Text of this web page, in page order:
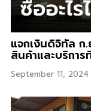
แจกเงินดิจิทัล ก
สินค้าและบริกา
September 11, 2024